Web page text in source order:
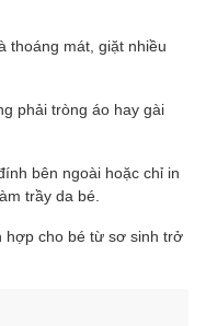
thoáng mát, giặt nhiều
phải tròng áo hay gài
bên ngoài hoặc chỉ in
trầy da bé.
hợp cho bé từ sơ sinh trở